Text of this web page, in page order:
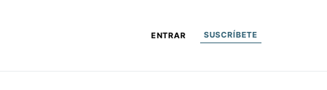
ENTRAR SUSCRÍBETE